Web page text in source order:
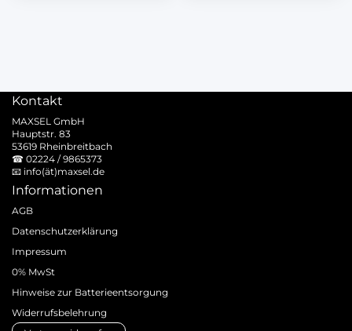
Kontakt
MAXSEL GmbH
Hauptstr. 83
53619 Rheinbreitbach
☎ 02224 / 9865373
📧 info(ät)maxsel.de
Informationen
AGB
Datenschutzerklärung
Impressum
0% MwSt
Hinweise zur Batterieentsorgung
Widerrufsbelehrung